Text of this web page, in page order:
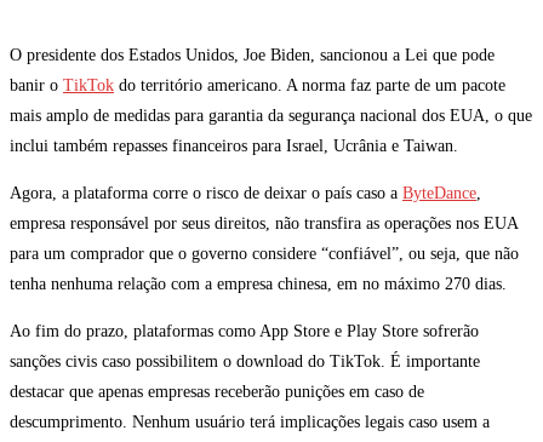
O presidente dos Estados Unidos, Joe Biden, sancionou a Lei que pode
banir o TikTok do território americano. A norma faz parte de um pacote
mais amplo de medidas para garantia da segurança nacional dos EUA, o que
inclui também repasses financeiros para Israel, Ucrânia e Taiwan.
Agora, a plataforma corre o risco de deixar o país caso a ByteDance,
empresa responsável por seus direitos, não transfira as operações nos EUA
para um comprador que o governo considere “confiável”, ou seja, que não
tenha nenhuma relação com a empresa chinesa, em no máximo 270 dias.
Ao fim do prazo, plataformas como App Store e Play Store sofrerão
sanções civis caso possibilitem o download do TikTok. É importante
destacar que apenas empresas receberão punições em caso de
descumprimento. Nenhum usuário terá implicações legais caso usem a